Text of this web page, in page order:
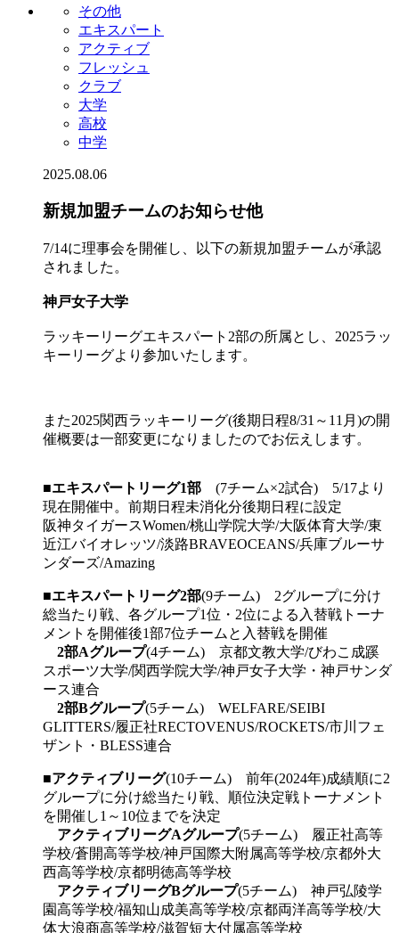
その他
エキスパート
アクティブ
フレッシュ
クラブ
大学
高校
中学
2025.08.06
新規加盟チームのお知らせ他
7/14に理事会を開催し、以下の新規加盟チームが承認
されました。
神戸女子大学
ラッキーリーグエキスパート2部の所属とし、2025ラッ
キーリーグより参加いたします。
また2025関西ラッキーリーグ(後期日程8/31～11月)の開
催概要は一部変更になりましたのでお伝えします。
■エキスパートリーグ1部 (7チーム×2試合) 5/17より
現在開催中。前期日程未消化分後期日程に設定
阪神タイガースWomen/桃山学院大学/大阪体育大学/東
近江バイオレッツ/淡路BRAVEOCEANS/兵庫ブルーサ
ンダーズ/Amazing
■エキスパートリーグ2部(9チーム) 2グループに分け
総当たり戦、各グループ1位・2位による入替戦トーナ
メントを開催後1部7位チームと入替戦を開催
2部Aグループ(4チーム) 京都文教大学/びわこ成蹊
スポーツ大学/関西学院大学/神戸女子大学・神戸サンダ
ース連合
2部Bグループ(5チーム) WELFARE/SEIBI
GLITTERS/履正社RECTOVENUS/ROCKETS/市川フェ
ザント・BLESS連合
■アクティブリーグ(10チーム) 前年(2024年)成績順に2
グループに分け総当たり戦、順位決定戦トーナメント
を開催し1～10位までを決定
アクティブリーグAグループ(5チーム) 履正社高等
学校/蒼開高等学校/神戸国際大附属高等学校/京都外大
西高等学校/京都明徳高等学校
アクティブリーグBグループ(5チーム) 神戸弘陵学
園高等学校/福知山成美高等学校/京都両洋高等学校/大
体大浪商高等学校/滋賀短大付属高等学校